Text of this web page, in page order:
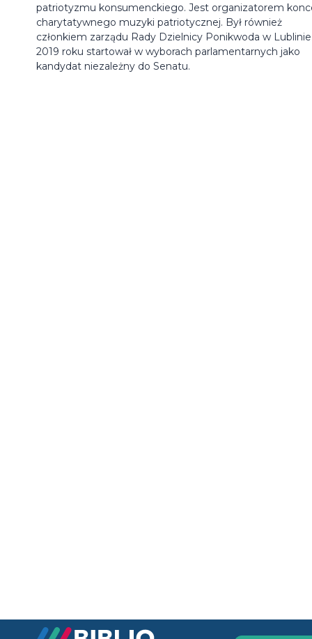
patriotyzmu konsumenckiego. Jest organizatorem
charytatywnego muzyki patriotycznej. Był również
członkiem zarządu Rady Dzielnicy Ponikwoda w
2019 roku startował w wyborach parlamentarnych jako
kandydat niezależny do Senatu.